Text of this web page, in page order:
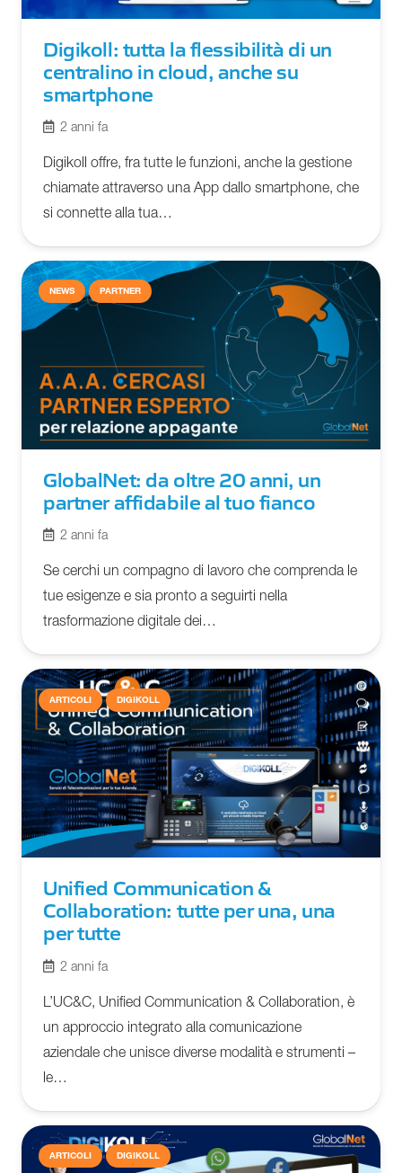
Digikoll: tutta la flessibilità di un
centralino in cloud, anche su
smartphone
2 anni fa
Digikoll offre, fra tutte le funzioni, anche la gestione
chiamate attraverso una App dallo smartphone, che
si connette alla tua…
NEWS PARTNER
GlobalNet: da oltre 20 anni, un
partner affidabile al tuo fianco
2 anni fa
Se cerchi un compagno di lavoro che comprenda le
tue esigenze e sia pronto a seguirti nella
trasformazione digitale dei…
ARTICOLI DIGIKOLL
Unified Communication &
Collaboration: tutte per una, una
per tutte
2 anni fa
L’UC&C, Unified Communication & Collaboration, è
un approccio integrato alla comunicazione
aziendale che unisce diverse modalità e strumenti –
le…
ARTICOLI DIGIKOLL